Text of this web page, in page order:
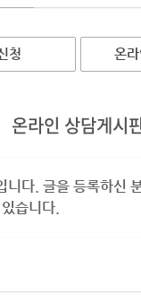
청 온
온라인 상담게시
니다. 글을 등록하신
습니다.